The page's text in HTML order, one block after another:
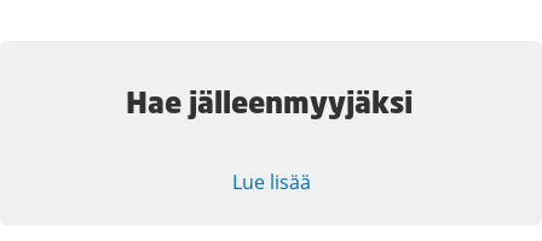
Hae jälleenmyyjäksi
Lue lisää